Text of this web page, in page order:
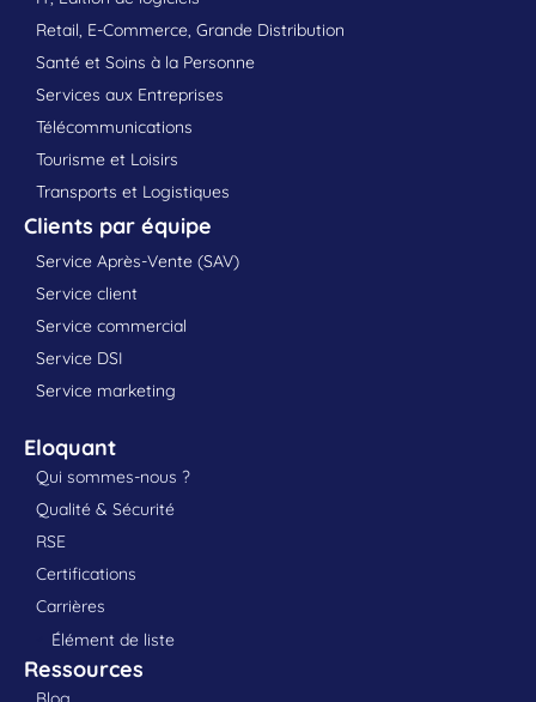
Retail, E-Commerce, Grande Distribution
Santé et Soins à la Personne
Services aux Entreprises
Télécommunications
Tourisme et Loisirs
Transports et Logistiques
Clients par équipe
Service Après-Vente (SAV)
Service client
Service commercial
Service DSI
Service marketing
Eloquant
Qui sommes-nous ?
Qualité & Sécurité
RSE
Certifications
Carrières
Élément de liste
Ressources